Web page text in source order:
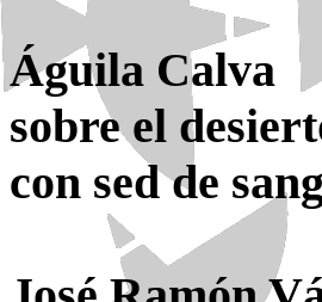
Águila Calva
sobre el
con sed de